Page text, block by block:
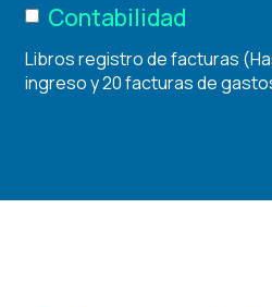
Contabilidad
Libros registro de facturas
ingreso y 20 facturas de